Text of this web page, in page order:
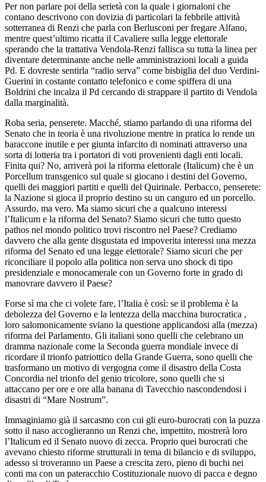
Per non parlare poi della serietà con la quale i giornaloni che
contano descrivono con dovizia di particolari la febbrile attività
sotterranea di Renzi che parla con Berlusconi per fregare Alfano,
mentre quest’ultimo ricatta il Cavaliere sulla legge elettorale
sperando che la trattativa Vendola-Renzi fallisca su tutta la linea per
diventare determinante anche nelle amministrazioni locali a guida
Pd. E dovreste sentirla “radio serva” come bisbiglia del duo Verdini-
Guerini in costante contatto telefonico e come spiffera di una
Boldrini che incalza il Pd cercando di strappare il partito di Vendola
dalla marginalità.
Roba seria, penserete. Macché, stiamo parlando di una riforma del
Senato che in teoria è una rivoluzione mentre in pratica lo rende un
baraccone inutile e per giunta infarcito di nominati attraverso una
sorta di lotteria tra i portatori di voti provenienti dagli enti locali.
Finita qui? No, arriverà poi la riforma elettorale (Italicum) che è un
Porcellum transgenico sul quale si giocano i destini del Governo,
quelli dei maggiori partiti e quelli del Quirinale. Perbacco, penserete:
la Nazione si gioca il proprio destino su un canguro ed un porcello.
Assurdo, ma vero. Ma siamo sicuri che a qualcuno interessi
l’Italicum e la riforma del Senato? Siamo sicuri che tutto questo
pathos nel mondo politico trovi riscontro nel Paese? Crediamo
davvero che alla gente disgustata ed impoverita interessi una mezza
riforma del Senato ed una legge elettorale? Siamo sicuri che per
riconciliare il popolo alla politica non serva uno shock di tipo
presidenziale e monocamerale con un Governo forte in grado di
manovrare davvero il Paese?
Forse sì ma che ci volete fare, l’Italia è così: se il problema è la
debolezza del Governo e la lentezza della macchina burocratica ,
loro salomonicamente sviano la questione applicandosi alla (mezza)
riforma del Parlamento. Gli italiani sono quelli che celebrano un
dramma nazionale come la Seconda guerra mondiale invece di
ricordare il trionfo patriottico della Grande Guerra, sono quelli che
trasformano un motivo di vergogna come il disastro della Costa
Concordia nel trionfo del genio tricolore, sono quelli che si
attaccano per ore e ore alla banana di Tavecchio nascondendosi i
disastri di “Mare Nostrum”.
Immaginiamo già il sarcasmo con cui gli euro-burocrati con la puzza
sotto il naso accoglieranno un Renzi che, impettito, mostrerà loro
l’Italicum ed il Senato nuovo di zecca. Proprio quei burocrati che
avevano chiesto riforme strutturali in tema di bilancio e di sviluppo,
adesso si troveranno un Paese a crescita zero, pieno di buchi nei
conti ma con un pateracchio Costituzionale nuovo di pacca e degno